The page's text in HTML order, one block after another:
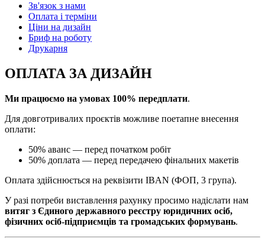
Зв'язок з нами
Оплата і терміни
Ціни на дизайн
Бриф на роботу
Друкарня
ОПЛАТА ЗА ДИЗАЙН
Ми працюємо на умовах 100% передплати.
Для довготривалих проєктів можливе поетапне внесення
оплати:
50% аванс — перед початком робіт
50% доплата — перед передачею фінальних макетів
Оплата здійснюється на реквізити IBAN (ФОП, 3 група).
У разі потреби виставлення рахунку просимо надіслати нам
витяг з Єдиного державного реєстру юридичних осіб,
фізичних осіб-підприємців та громадських формувань.